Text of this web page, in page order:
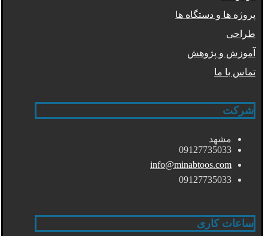
پروژه ها و دستگاه ها
طراحی
آموزش و پژوهش
تماس با ما
شرکت
مشهد
09127735033
info@minabtoos.com
09127735033
ساعات کاری